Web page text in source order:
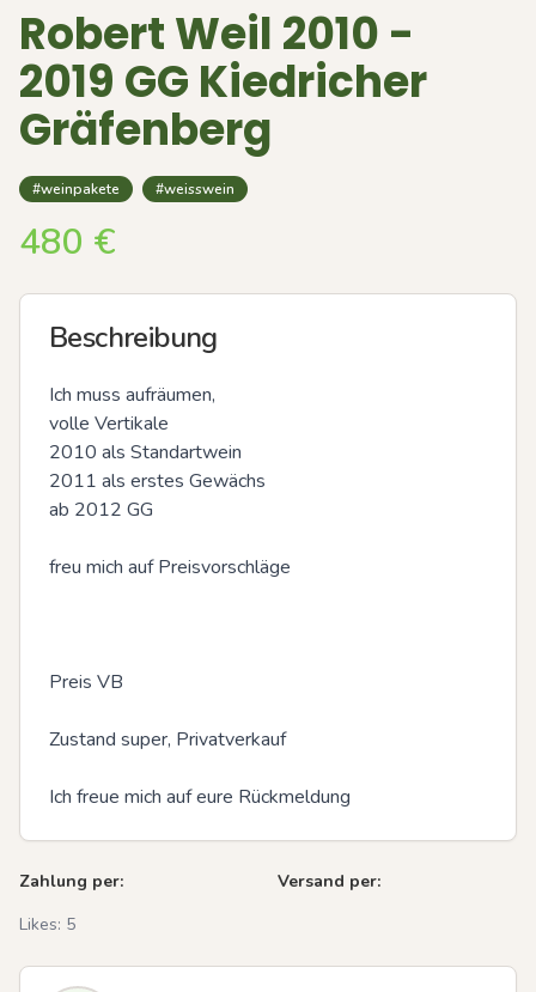
Robert Weil 2010 -
2019 GG Kiedricher
Gräfenberg
#weinpakete #weisswein
480 €
Beschreibung
Ich muss aufräumen,
volle Vertikale
2010 als Standartwein
2011 als erstes Gewächs
ab 2012 GG
freu mich auf Preisvorschläge
Preis VB
Zustand super, Privatverkauf
Ich freue mich auf eure Rückmeldung
Zahlung per:
Versand per:
Likes: 5